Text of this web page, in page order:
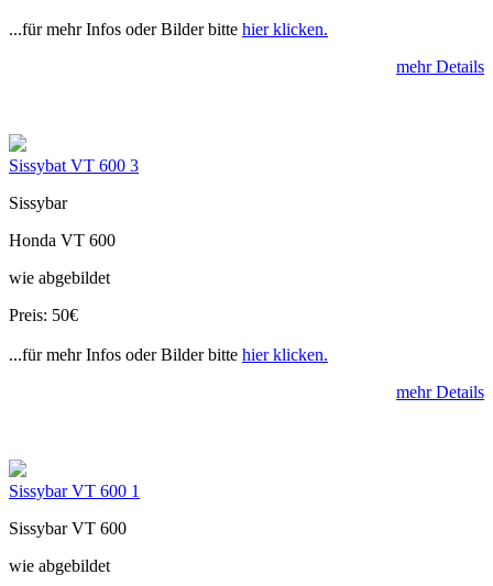
...für mehr Infos oder Bilder bitte hier klicken.
mehr Details
Sissybat VT 600 3
Sissybar
Honda VT 600
wie abgebildet
Preis: 50€
...für mehr Infos oder Bilder bitte hier klicken.
mehr Details
Sissybar VT 600 1
Sissybar VT 600
wie abgebildet